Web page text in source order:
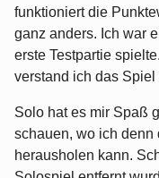
funktioniert die
ganz anders. Ich war
erste Testpartie
verstand ich das
Solo hat es mir Spaß
schauen, wo ich denn
herausholen kann.